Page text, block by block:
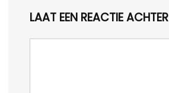
LAAT EEN REACTIE ACHTER